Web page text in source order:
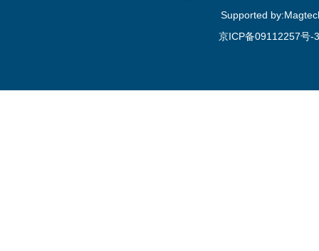
Supported
京ICP备09112257号-